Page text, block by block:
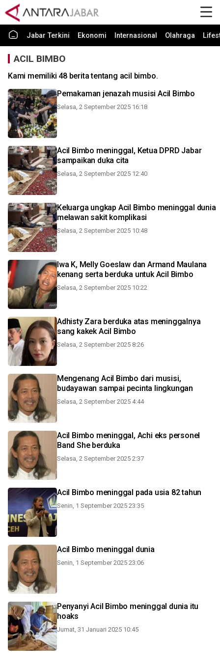
Jabar Terkini Ekonomi Internasional Olahraga
ACIL BIMBO
Kami memiliki 48 berita tentang acil bimbo.
Pemakaman jenazah musisi Acil Bimbo
Selasa, 2 September 2025 16:18
Acil Bimbo meninggal, Ketua DPRD Jabar
sampaikan duka cita
Selasa, 2 September 2025 12:40
Keluarga ungkap Acil Bimbo meninggal dunia
melawan sakit komplikasi
Selasa, 2 September 2025 10:48
Iwa K, Melly Goeslaw dan Armand Maulana
kenang serta berduka untuk Acil Bimbo
Selasa, 2 September 2025 10:22
Adhisty Zara berduka atas meninggalnya
sang kakek Acil Bimbo
Selasa, 2 September 2025 8:26
Mengenang Acil Bimbo dari musisi,
budayawan sampai pecinta lingkungan
Selasa, 2 September 2025 4:44
Acil Bimbo meninggal, Achi eks personel
Band She berduka
Selasa, 2 September 2025 2:37
Acil Bimbo meninggal pada usia 82 tahun
Senin, 1 September 2025 23:35
Acil Bimbo meninggal dunia
Senin, 1 September 2025 23:06
Penyanyi Acil Bimbo meninggal dunia itu
hoaks
Jumat, 31 Januari 2025 10:45